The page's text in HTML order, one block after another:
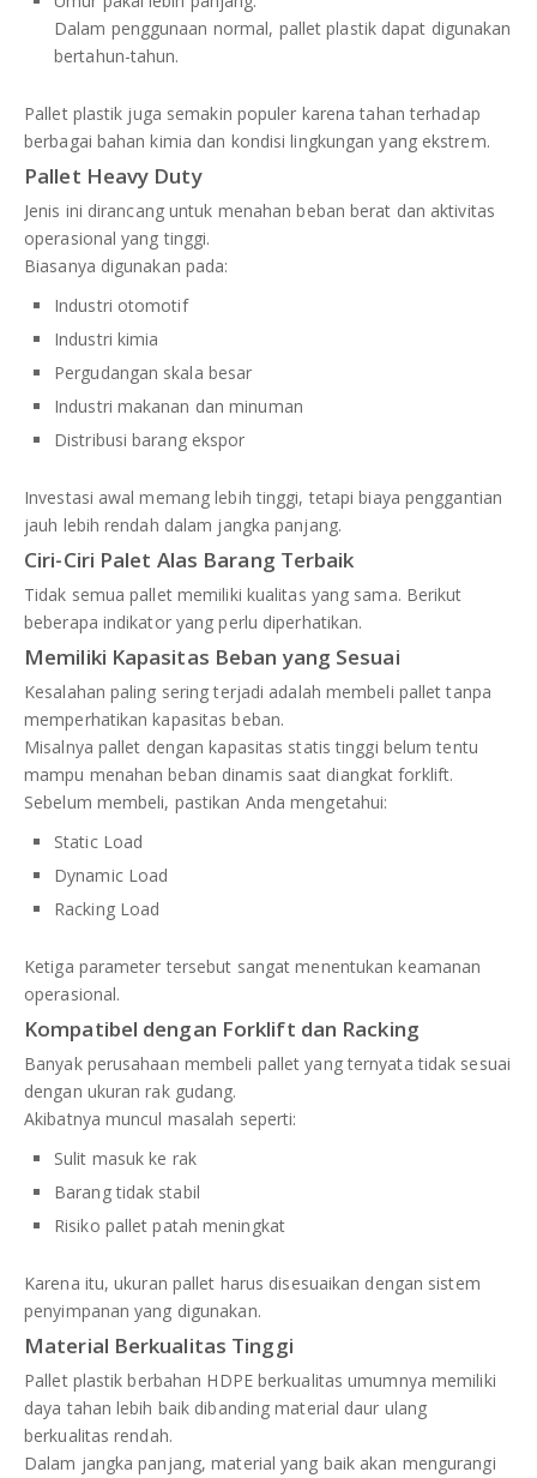
Dalam penggunaan normal, pallet plastik dapat digunakan
bertahun-tahun.
Pallet plastik juga semakin populer karena tahan terhadap
berbagai bahan kimia dan kondisi lingkungan yang ekstrem.
Pallet Heavy Duty
Jenis ini dirancang untuk menahan beban berat dan aktivitas
operasional yang tinggi.
Biasanya digunakan pada:
Industri otomotif
Industri kimia
Pergudangan skala besar
Industri makanan dan minuman
Distribusi barang ekspor
Investasi awal memang lebih tinggi, tetapi biaya penggantian
jauh lebih rendah dalam jangka panjang.
Ciri-Ciri Palet Alas Barang Terbaik
Tidak semua pallet memiliki kualitas yang sama. Berikut
beberapa indikator yang perlu diperhatikan.
Memiliki Kapasitas Beban yang Sesuai
Kesalahan paling sering terjadi adalah membeli pallet tanpa
memperhatikan kapasitas beban.
Misalnya pallet dengan kapasitas statis tinggi belum tentu
mampu menahan beban dinamis saat diangkat forklift.
Sebelum membeli, pastikan Anda mengetahui:
Static Load
Dynamic Load
Racking Load
Ketiga parameter tersebut sangat menentukan keamanan
operasional.
Kompatibel dengan Forklift dan Racking
Banyak perusahaan membeli pallet yang ternyata tidak sesuai
dengan ukuran rak gudang.
Akibatnya muncul masalah seperti:
Sulit masuk ke rak
Barang tidak stabil
Risiko pallet patah meningkat
Karena itu, ukuran pallet harus disesuaikan dengan sistem
penyimpanan yang digunakan.
Material Berkualitas Tinggi
Pallet plastik berbahan HDPE berkualitas umumnya memiliki
daya tahan lebih baik dibanding material daur ulang
berkualitas rendah.
Dalam jangka panjang, material yang baik akan mengurangi